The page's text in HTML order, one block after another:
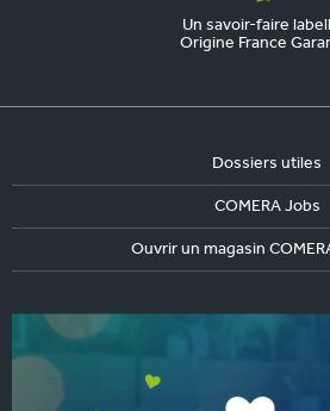
Un savoir-faire
Origine France
Dossiers utiles
COMERA Jobs
Ouvrir un magasin